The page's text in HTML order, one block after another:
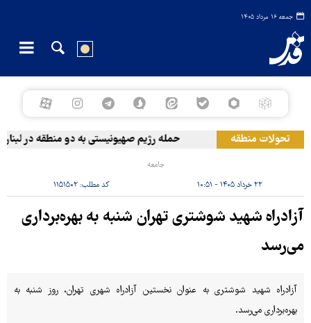
جمعه ۱۶ مرداد ۱۴۰۵
تحولات منطقه حمله رژیم صهیونیستی به دو منطقه در لبنان
جامعه
۲۲ خرداد ۱۴۰۵ - ۱۰:۵۱ کد مطلب:۱۱۵۱۵۰۲
آزادراه شهید شوشتری تهران شنبه به بهره‌برداری
می‌رسد
آزادراه شهید شوشتری به عنوان نخستین آزادراه شهری تهران، روز شنبه به
بهره‌برداری می‌رسد.